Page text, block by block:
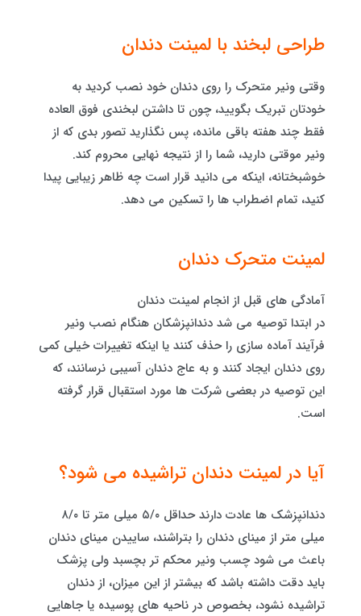
طراحی لبخند با لمینت دندان
وقتی ونیر متحرک را روی دندان خود نصب کردید به
خودتان تبریک بگویید، چون تا داشتن لبخندی فوق‌ العاده
فقط چند هفته باقی مانده، پس نگذارید تصور بدی که از
ونیر موقتی دارید، شما را از نتیجه نهایی محروم کند.
خوشبختانه، اینکه می دانید قرار است چه ظاهر زیبایی پیدا
کنید، تمام اضطراب ها را تسکین می دهد.
لمینت متحرک دندان
آمادگی های قبل از انجام لمینت دندان
در ابتدا توصیه می شد دندانپزشکان هنگام نصب ونیر
فرآیند آماده‌ سازی را حذف کنند یا اینکه تغییرات خیلی کمی
روی دندان ایجاد کنند و به عاج دندان آسیبی نرسانند، که
این توصیه در بعضی شرکت ها مورد استقبال قرار گرفته‌
است.
آیا در لمینت دندان تراشیده می شود؟
دندانپزشک ها عادت دارند حداقل ۵/۰ میلی متر تا ۸/۰
میلی متر از مینای دندان را بتراشند، ساییدن مینای دندان
باعث می شود چسب ونیر محکم تر بچسبد ولی پزشک
باید دقت داشته باشد که بیشتر از این میزان، از دندان
تراشیده نشود، بخصوص در ناحیه های پوسیده یا جاهایی